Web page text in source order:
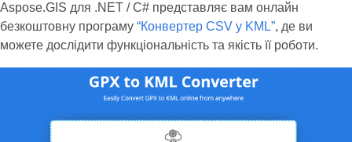
Aspose.GIS для .NET / C# представляє вам онлайн
безкоштовну програму “Конвертер CSV у KML”, де ви
можете дослідити функціональність та якість її роботи.